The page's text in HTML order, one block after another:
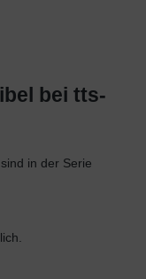
bei tts-
in der Serie